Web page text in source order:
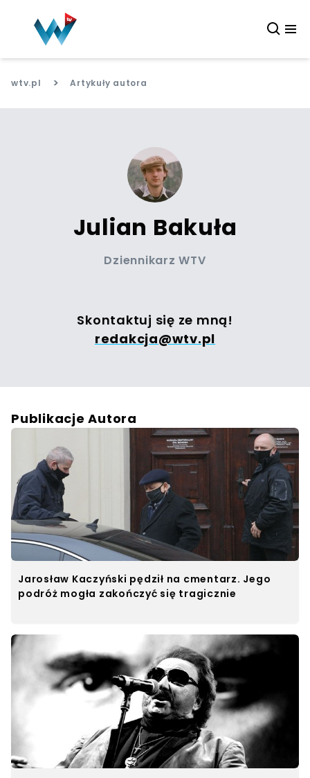
wtv.pl > Artykuły autora
Julian Bakuła
Dziennikarz WTV
Skontaktuj się ze mną!
redakcja@wtv.pl
Publikacje Autora
Jarosław Kaczyński pędził na cmentarz. Jego
podróż mogła zakończyć się tragicznie